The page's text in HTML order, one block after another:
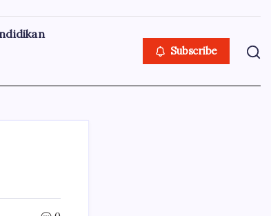
Subscribe